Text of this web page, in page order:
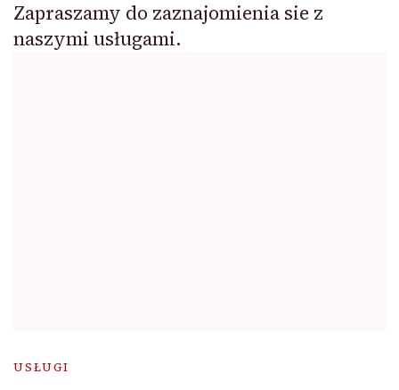
Zapraszamy do zaznajomienia sie z
naszymi usługami.
USŁUGI